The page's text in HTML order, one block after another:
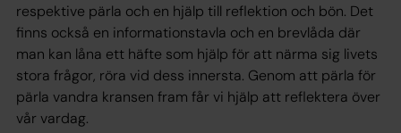
respektive pärla och en hjälp till reflektion och bön. Det
finns också en informationstavla och en brevlåda där
man kan låna ett häfte som hjälp för att närma sig livets
stora frågor, röra vid dess innersta. Genom att pärla för
pärla vandra kransen fram får vi hjälp att reflektera över
vår vardag.